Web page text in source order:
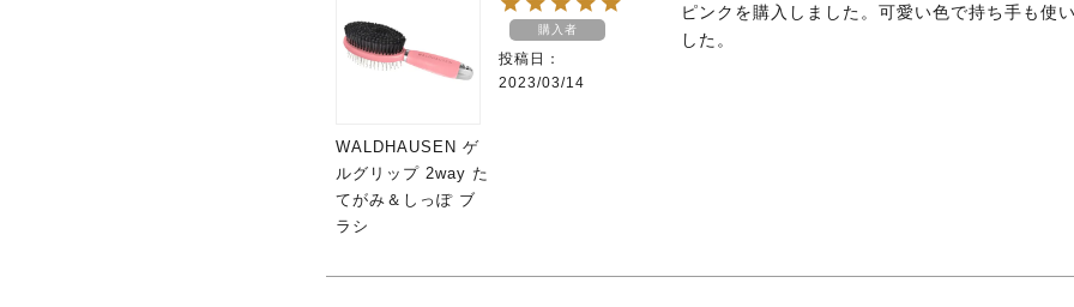
WALDHAUSEN ゲ
ルグリップ 2way た
てがみ＆しっぽ ブ
ラシ
購入者
投稿日
2023/03/14
ピンクを購入しました。可愛い色で持ち手も使
した。